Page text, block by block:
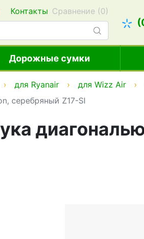
Контакты Сравнение (0)
Дорожные сумки
для Ryanair для Wizz Air
серебряный Z17-SI